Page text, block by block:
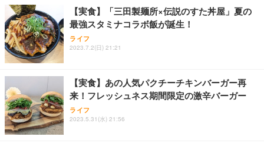
【実食】「三田製麺所×伝説のすた丼屋」夏の
最強スタミナコラボ飯が誕生！
ライフ
2023.7.2(日) 21:21
【実食】あの人気パクチーチキンバーガー再
来！フレッシュネス期間限定の激辛バーガー
ライフ
2023.5.31(水) 21:56